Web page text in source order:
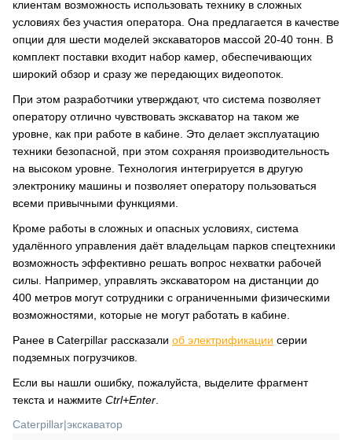
клиентам возможность использовать технику в сложных
условиях без участия оператора. Она предлагается в качестве
опции для шести моделей экскаваторов массой 20-40 тонн. В
комплект поставки входит набор камер, обеспечивающих
широкий обзор и сразу же передающих видеопоток.
При этом разработчики утверждают, что система позволяет
оператору отлично чувствовать экскаватор на таком же
уровне, как при работе в кабине. Это делает эксплуатацию
техники безопасной, при этом сохраняя производительность
на высоком уровне. Технология интегрируется в другую
электронику машины и позволяет оператору пользоваться
всеми привычными функциями.
Кроме работы в сложных и опасных условиях, система
удалённого управления даёт владельцам парков спецтехники
возможность эффективно решать вопрос нехватки рабочей
силы. Например, управлять экскаватором на дистанции до
400 метров могут сотрудники с ограниченными физическими
возможностями, которые не могут работать в кабине.
Ранее в Caterpillar рассказали об электрификации серии
подземных погрузчиков.
Если вы нашли ошибку, пожалуйста, выделите фрагмент
текста и нажмите Ctrl+Enter
Caterpillar|экскаватор